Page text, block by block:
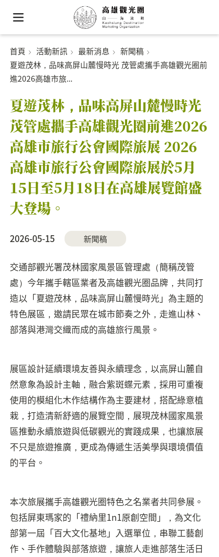
首頁 活動新訊 最新消息
新聞稿
夏遊茂林，品味高屏山麓慢時光 茂管處攜手高雄觀光圈前
進2026高雄市旅...
夏遊茂林，品味高屏山麓慢時光
茂管處攜手高雄觀光圈前進2026
高雄市旅行公會國際旅展 2026
高雄市旅行公會國際旅展於5月
15日至5月18日在高雄展覽館盛
大登場。
2026-05-15 新聞稿
交通部觀光署茂林國家風景區管理處（簡稱茂管
處）今年攜手轄區業者及高雄觀光圈品牌，共同打
造以「夏遊茂林，品味高屏山麓慢時光」為主題的
特色展區，邀請民眾在城市節奏之外，走進山林、
部落與港灣交織而成的高雄旅行風景。
展區設計延續環境友善與永續理念，以高屏山麓自
然意象為設計主軸，融合紫斑蝶元素，採用可重複
使用的模組化木作結構作為主要建材，搭配綠意植
栽，打造清新舒適的展覽空間，展現茂林國家風景
區推動永續旅遊與低碳觀光的實踐成果，也讓旅展
不只是旅遊推廣，更成為傳遞生活美學與環境價值
的平台。
本次旅展攜手高雄觀光圈特色之名業者共同參展。
包括屏東瑪家的「禮納里1n1原創空間」，為文化
部第一屆「百大文化基地」入選單位，串聯工藝創
作、手作體驗與部落旅遊，讓旅人走進部落生活日